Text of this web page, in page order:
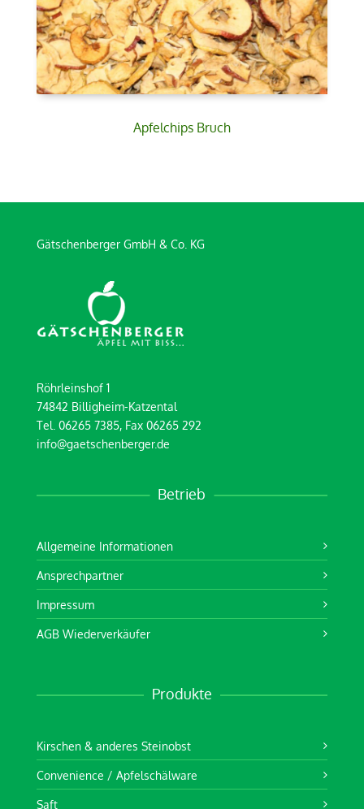
Apfelchips Bruch
Gätschenberger GmbH & Co. KG
Röhrleinshof 1
74842 Billigheim-Katzental
Tel. 06265 7385, Fax 06265 292
info@gaetschenberger.de
Betrieb
Allgemeine Informationen
Ansprechpartner
Impressum
AGB Wiederverkäufer
Produkte
Kirschen & anderes Steinobst
Convenience / Apfelschälware
Saft